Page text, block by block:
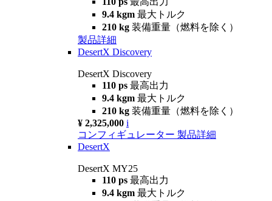
9.4 kgm 最大トルク
210 kg 装備重量（燃料を除く）
製品詳細
DesertX Discovery
DesertX Discovery
110 ps 最高出力
9.4 kgm 最大トルク
210 kg 装備重量（燃料を除く）
¥ 2,325,000 i
コンフィギュレーター 製品詳細
DesertX
DesertX MY25
110 ps 最高出力
9.4 kgm 最大トルク